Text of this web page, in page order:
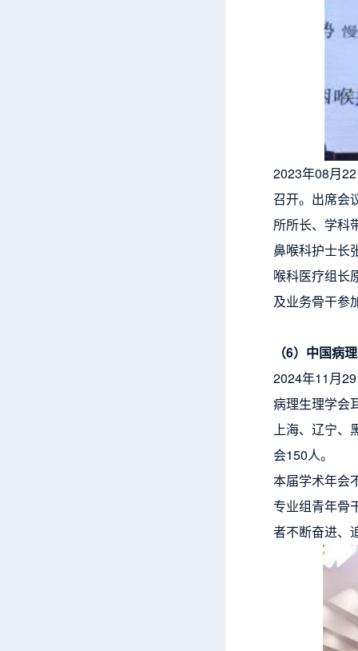
2023年08月
召开。出席会
所所长、学科
鼻喉科护士长
喉科医疗组长
及业务骨干参
（6） 中国病
2024年11月
病理生理学会
上海、辽宁、
会150人。
本届学术年会
专业组青年骨
者不断奋进、